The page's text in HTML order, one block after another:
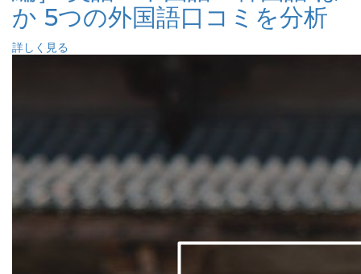
か 5つの外国語口コミを分析
詳しく見る